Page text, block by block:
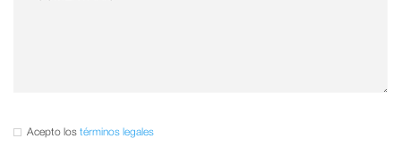
Acepto los términos legales